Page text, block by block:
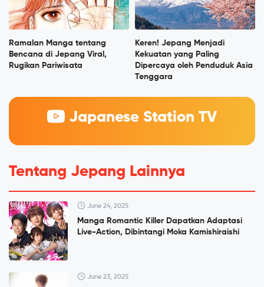
Ramalan Manga tentang
Bencana di Jepang Viral,
Rugikan Pariwisata
Keren! Jepang Menjadi
Kekuatan yang Paling
Dipercaya oleh Penduduk Asia
Tenggara
Japanese Station TV
Tentang Jepang Lainnya
June 24, 2025
Manga Romantic Killer Dapatkan Adaptasi
Live-Action, Dibintangi Moka Kamishiraishi
June 23, 2025